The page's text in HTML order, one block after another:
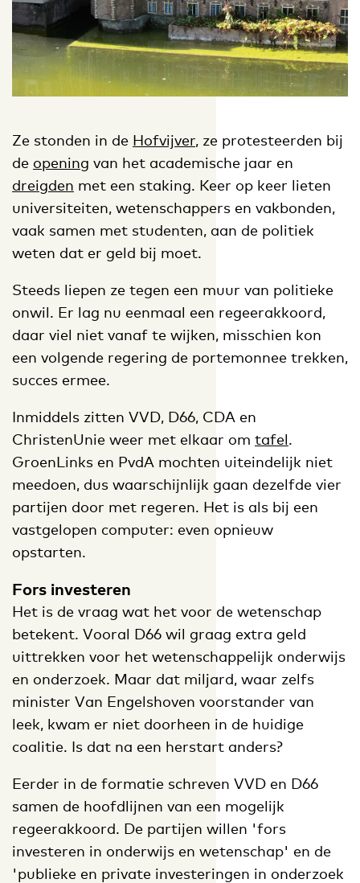
Ze stonden in de Hofvijver, ze protesteerden bij
de opening van het academische jaar en
dreigden met een staking. Keer op keer lieten
universiteiten, wetenschappers en vakbonden,
vaak samen met studenten, aan de politiek
weten dat er geld bij moet.
Steeds liepen ze tegen een muur van politieke
onwil. Er lag nu eenmaal een regeerakkoord,
daar viel niet vanaf te wijken, misschien kon
een volgende regering de portemonnee trekken,
succes ermee.
Inmiddels zitten VVD, D66, CDA en
ChristenUnie weer met elkaar om tafel.
GroenLinks en PvdA mochten uiteindelijk niet
meedoen, dus waarschijnlijk gaan dezelfde vier
partijen door met regeren. Het is als bij een
vastgelopen computer: even opnieuw
opstarten.
Fors investeren
Het is de vraag wat het voor de wetenschap
betekent. Vooral D66 wil graag extra geld
uittrekken voor het wetenschappelijk onderwijs
en onderzoek. Maar dat miljard, waar zelfs
minister Van Engelshoven voorstander van
leek, kwam er niet doorheen in de huidige
coalitie. Is dat na een herstart anders?
Eerder in de formatie schreven VVD en D66
samen de hoofdlijnen van een mogelijk
regeerakkoord. De partijen willen 'fors
investeren in onderwijs en wetenschap' en de
'publieke en private investeringen in onderzoek